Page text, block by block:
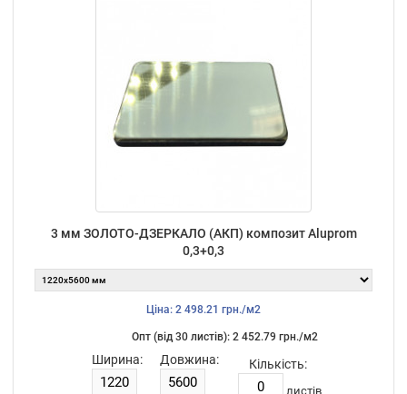
3 мм ЗОЛОТО-ДЗЕРКАЛО (АКП) композит Aluprom
0,3+0,3
Ціна: 2 498.21 грн./м2
Опт (від 30 листiв): 2 452.79 грн./м2
Ширина: Довжина: Кількість:
листiв